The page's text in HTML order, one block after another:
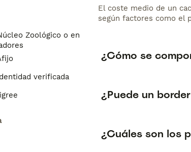
Zoológico o en el
verificada
El coste medio de un
según factores como el
¿Cómo se
¿Puede un
¿Cuáles son los